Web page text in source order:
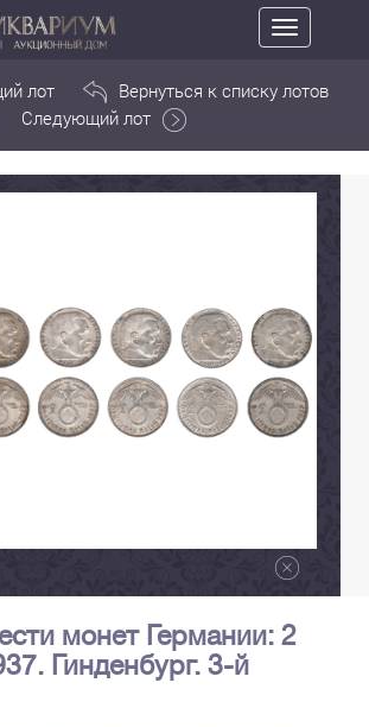
Toggle
navigation
лот
Вернуться к списку лотов
Следующий лот
монет Германии: 2
Гинденбург. 3-й